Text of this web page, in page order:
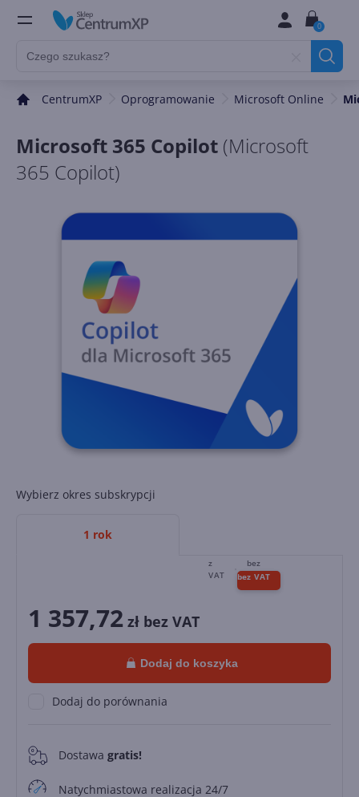
0
CentrumXP Oprogramowanie Microsoft Online
Microsoft 365 Copilot (Microsoft
365 Copilot)
Wybierz okres subskrypcji
1 rok
1 357,72 zł bez VAT
Dodaj do koszyka
Dodaj do porównania
0 Dostawa gratis!
Natychmiastowa realizacja 24/7